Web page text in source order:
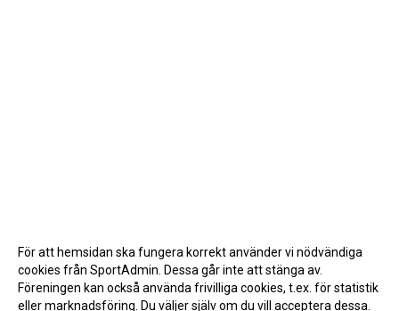
För att hemsidan ska fungera korrekt använder vi nödvändiga
cookies från SportAdmin. Dessa går inte att stänga av.
Föreningen kan också använda frivilliga cookies, t.ex. för statistik
eller marknadsföring. Du väljer själv om du vill acceptera dessa.